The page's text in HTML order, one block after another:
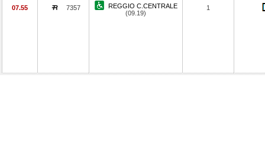
07.55 7357
REGGIO C.CENTRALE
(09.19)
1